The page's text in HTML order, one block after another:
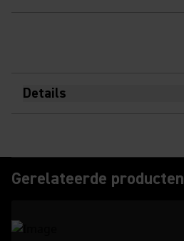
Details
Gerelateerde producten